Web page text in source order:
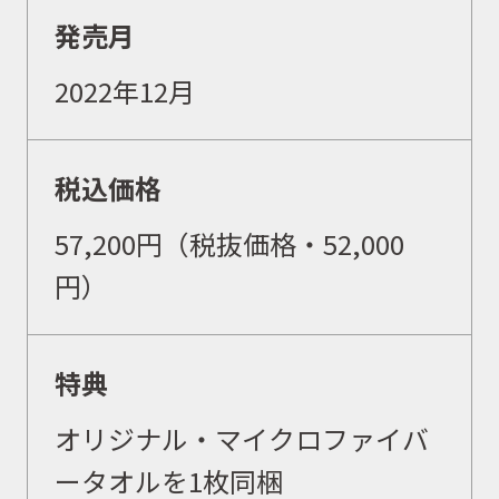
イベント
キャンペーン
お問合せ
会社概要
発売月
2022年12月
税込価格
57,200円（税抜価格・52,000
円）
特典
オリジナル・マイクロファイバ
ータオルを1枚同梱